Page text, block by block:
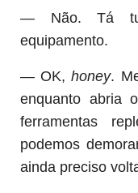
— Não. Tá
equipamento.
— OK,honey.
enquanto abria
ferramentas
podemos
ainda preciso